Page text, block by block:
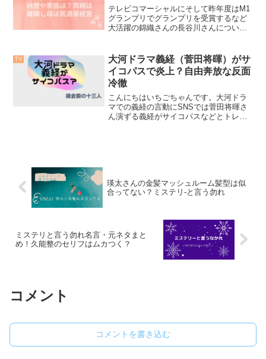
テレビコマーシャルにそして昨年度はM1
グランプリでグランプリを受賞するなど
大活躍の錦織さんの長谷川さんについて
さんの家族はどのような方々なんでしょ
う？気になりませんか？...
TV
大河ドラマ義経（菅田将暉）がサ
イコパスで炎上？自由奔放な反面
冷徹
こんにちはいちごちゃんです。大河ドラ
マでの義経の言動にSNSでは菅田将暉さ
ん演ずる義経がサイコパスなどとトレン
瑛太さんの金髪マッシュルーム髪型は似
合ってない？ミステリ-と言う勿れ
ミステリと言う勿れ名言・元ネタまと
め！久能整のセリフはムカつく？
コメント
コメントを書き込む